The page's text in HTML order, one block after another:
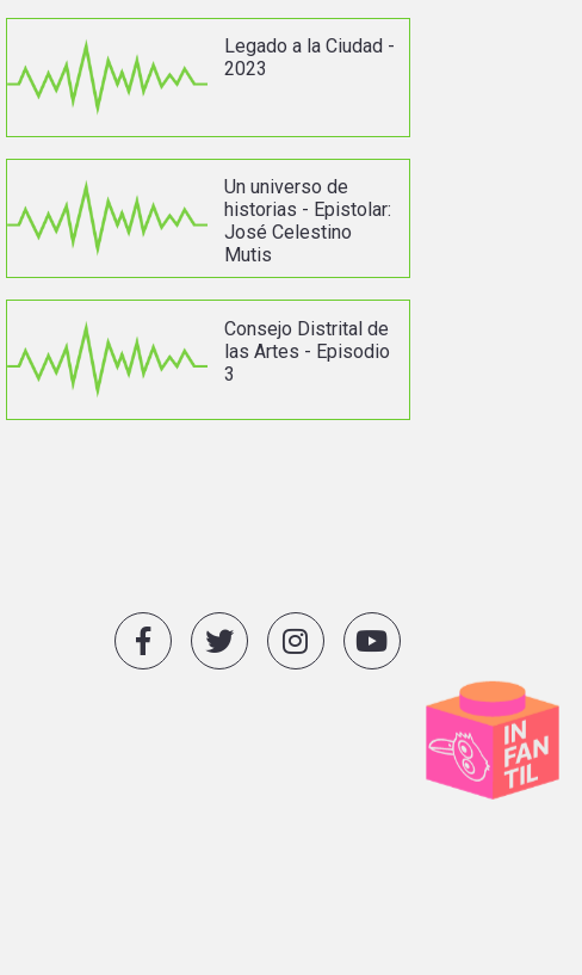
Legado a la Ciudad -
2023
Un universo de
historias - Epistolar:
José Celestino
Mutis
Consejo Distrital de
las Artes - Episodio
3